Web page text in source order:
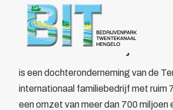
Over BIT
Bestuur
Doelstelling
Parkmanagement
Beheer bedrijvenpark
Calamiteitenkaart
Home / Leden / Overzicht
Ten Brinke Projektbau
is een dochteronderneming van de
internationaal familiebedrijf met ruim
een omzet van meer dan 700 miljoen